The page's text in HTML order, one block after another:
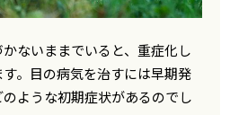
ないままでいると、重症化し
。目の病気を治すには早期発
ような初期症状があるのでし